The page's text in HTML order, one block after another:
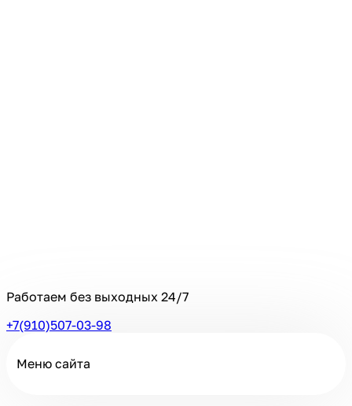
Работаем без выходных 24/7
+7(910)507-03-98
Меню сайта